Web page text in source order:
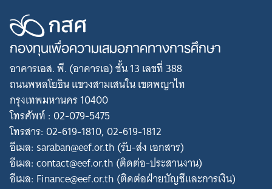
กองทุนเพื่อความเสมอภาคทางการศึกษา
อาคารเอส. พี. (อาคารเอ) ชั้น 13 เลขที่ 388
ถนนพหลโยธิน แขวงสามเสนใน เขตพญาไท
กรุงเทพมหานคร 10400
โทรศัพท์ : 02-079-5475
โทรสาร: 02-619-1810, 02-619-1812
อีเมล: saraban@eef.or.th (รับ-ส่ง เอกสาร)
อีเมล: contact@eef.or.th (ติดต่อ-ประสานงาน)
อีเมล: Finance@eef.or.th (ติดต่อฝ่ายบัญชีและการเงิน)